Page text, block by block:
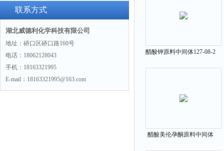
联系方式
湖北威德利化学科技有限公司
地址：硚口区硚口路160号
电话：18062128043
手机：18163321995
E-mail：18163321995@163.com
醋酸钾原料中间体127-08-2
醋酸美伦孕酮原料中间体